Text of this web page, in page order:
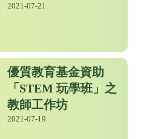
2021-07-21
優質教育基金資助
「STEM 玩學班」之
教師工作坊
2021-07-19